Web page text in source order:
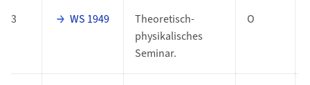
3 WS 1949
Theoretisch-
physikalisches
Seminar.
O